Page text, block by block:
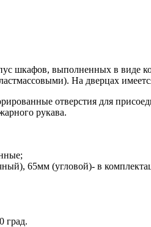
шкафов, выполненных в виде
На дверцах
отверстия для
рукава.
65мм (угловой)- в
град.